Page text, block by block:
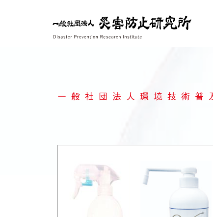
一般社団法人環境技術